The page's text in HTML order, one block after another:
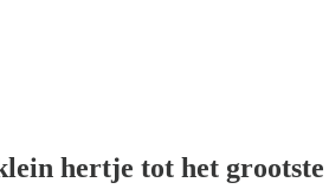
hertje tot het